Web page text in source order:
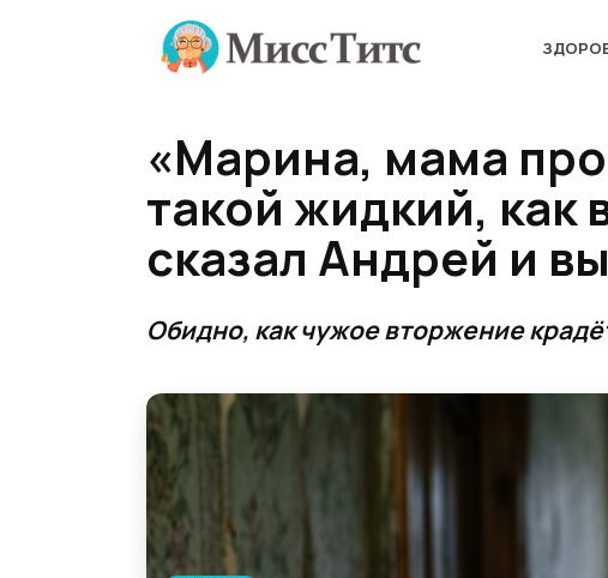
«Марина, мама
такой жидкий, как
сказал Андрей и
Обидно, как чужое вторжение